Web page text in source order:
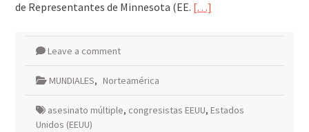
de Representantes de Minnesota (EE. […]
Leave a comment
MUNDIALES, Norteamérica
asesinato múltiple, congresistas EEUU, Estados
Unidos (EEUU)